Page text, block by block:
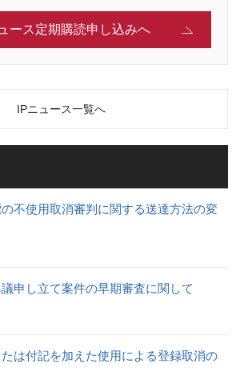
ース定期購読申し込みへ
IPニュース一覧へ
不使用取消審判に関する送達方法の変
申し立て案件の早期審査に関して
は付記を加えた使用による登録取消の